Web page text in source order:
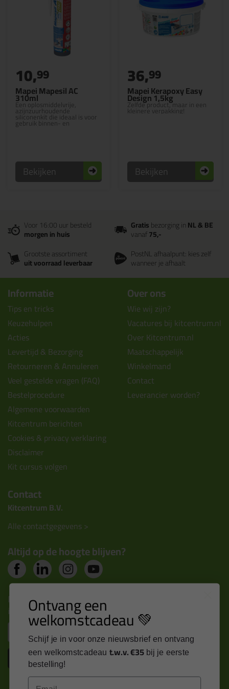
Mapei Mapesil AC
310ml
Een oplosmiddelvrije,
azijnzuurhoudende
siliconenkit die ideaal is voor
gebruik binnen- en
buitenshuis
10,99
Bekijken
Mapei Kerapoxy Easy
Design 1,5kg
Zelfde product, maar in een
kleinere verpakking!
36,99
Bekijken
Voor 16:00 uur besteld
morgen in huis
Gratisbezorging inNL & BE
vanaf75,-
Grootste assortiment
uit voorraad leverbaar
PostNL afhaalpunt: kies zelf
wanneer je afhaalt
Informatie
Tips en tricks
Keuzehulpen
Acties
Levertijd & Bezorging
Retourneren & Annuleren
Veel gestelde vragen (FAQ)
Bestelprocedure
Algemene voorwaarden
Kitcentrum berichten
Cookies & privacy verklaring
Disclaimer
Kit cursus volgen
Over ons
Wie wij zijn?
Vacatures bij kitcentrum.nl
Over Kitcentrum.nl
Maatschappelijk
Winkelmand
Contact
Leverancier worden?
Contact
Kitcentrum B.V.
Alle contactgegevens >
Altijd op de hoogte blijven?
Nieuws, tips en exclusieve deals rechtstreeks in je
inbox
Inschrijven
Ontvang een
welkomstcadeau 💚
Schijf je in voor onze nieuwsbrief en ontvang
een welkomstcadeau t.w.v. €35 bij je eerste
bestelling!
Email